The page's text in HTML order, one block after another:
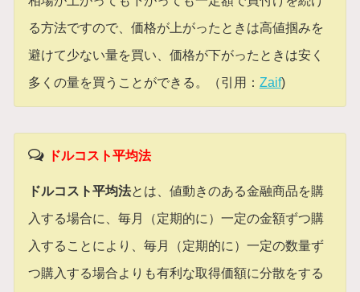
る方法ですので、価格が上がったときは高値掴みを
避けて少ない量を買い、価格が下がったときは安く
多くの量を買うことができる。（引用： Zaif)
ドルコスト平均法
ドルコスト平均法とは、値動きのある金融商品を購
入する場合に、毎月（定期的に）一定の金額ずつ購
入することにより、毎月（定期的に）一定の数量ず
つ購入する場合よりも有利な取得価額に分散をする